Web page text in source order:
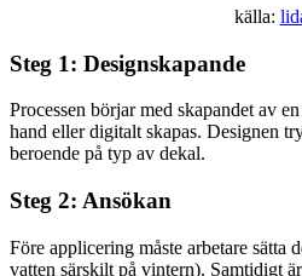
källa:
Steg 1: Designskapande
Processen börjar med skapandet av
hand eller digitalt skapas. Designen
beroende på typ av dekal.
Steg 2: Ansökan
Före applicering måste arbetare sätta
vatten särskilt på vintern). Samtidigt